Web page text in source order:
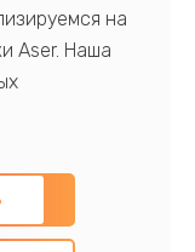
на
Aser. Наша
и
ремонт с
а